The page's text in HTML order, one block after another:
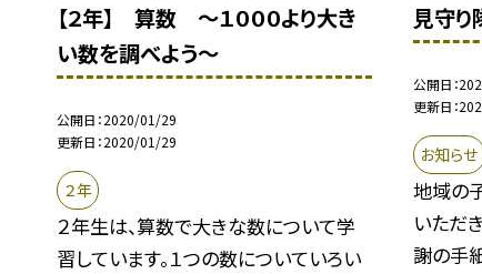
【２年】 算数 〜１０００より大き
い数を調べよう〜
公開日 2020/01/29
更新日 2020/01/29
２年
２年生は、算数で大きな数について学
習しています。１つの数についていろい
見守
公開日
更新日
お知らせ
地域の
いただ
謝の手